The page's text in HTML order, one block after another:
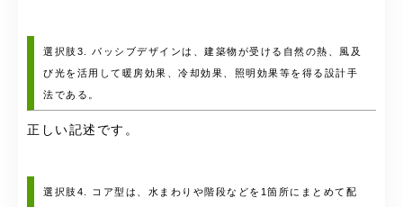
選択肢3. パッシブデザインは、建築物が受ける自然の熱、風及
び光を活用して暖房効果、冷却効果、照明効果等を得る設計手
法である。
正しい記述です。
選択肢4. コア型は、水まわりや階段などを1箇所にまとめて配